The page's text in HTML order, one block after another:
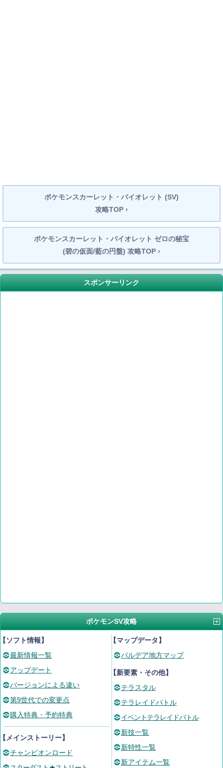
ポケモンスカーレット・バイオレット (SV)
攻略TOP ›
ポケモンスカーレット・バイオレット ゼロの秘宝
(碧の仮面/藍の円盤) 攻略TOP ›
スポンサーリンク
ポケモンSV攻略
ソフト情報】
最新情報一覧
アップデート
バージョンによる違い
第9世代での変更点
購入特典・予約特典
メインストーリー】
チャンピオンロード
【マップデータ】
パルデア地方マップ
【新要素・その他】
テラスタル
テラレイドバトル
イベントテラレイドバトル
新技一覧
新特性一覧
新アイテム一覧